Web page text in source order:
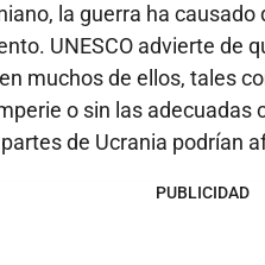
la guerra ha
UNESCO advierte de
muchos de ellos, tales
o sin las
de Ucrania podrían
PUBLICIDAD